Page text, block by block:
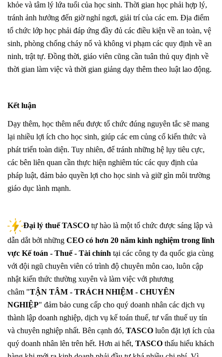
khỏe và tâm lý lứa tuổi của học sinh. Thời gian học phải hợp lý,
tránh ảnh hưởng đến giờ nghỉ ngơi, giải trí của các em. Địa điểm
tổ chức lớp học phải đáp ứng đầy đủ các điều kiện về an toàn, vệ
sinh, phòng chống cháy nổ và không vi phạm các quy định về an
ninh, trật tự. Đồng thời, giáo viên cũng cần tuân thủ quy định về
thời gian làm việc và thời gian giảng dạy thêm theo luật lao động.
Kết luận
Dạy thêm, học thêm nếu được tổ chức đúng nguyên tắc sẽ mang
lại nhiều lợi ích cho học sinh, giúp các em củng cố kiến thức và
phát triển toàn diện. Tuy nhiên, để tránh những hệ lụy tiêu cực,
các bên liên quan cần thực hiện nghiêm túc các quy định của
pháp luật, đảm bảo quyền lợi cho học sinh và giữ gìn môi trường
giáo dục lành mạnh.
Đại lý thuế TASCO tự hào là một tổ chức được sáng lập và
dẫn dắt bởi những CEO có hơn 20 năm kinh nghiệm trong lĩnh
vực Kế toán - Thuế - Tài chính tại các công ty đa quốc gia cùng
với đội ngũ chuyên viên có trình độ chuyên môn cao, luôn cập
nhật kiến thức thường xuyên và làm việc với phương
châm "TẬN TÂM - TRÁCH NHIỆM - CHUYÊN
NGHIỆP" đảm bảo cung cấp cho quý doanh nhân các dịch vụ
thành lập doanh nghiệp, dịch vụ kế toán thuế, tư vấn thuế uy tín
và chuyên nghiệp nhất. Bên cạnh đó, TASCO luôn đặt lợi ích của
quý doanh nhân lên trên hết. Hơn ai hết, TASCO thấu hiểu khách